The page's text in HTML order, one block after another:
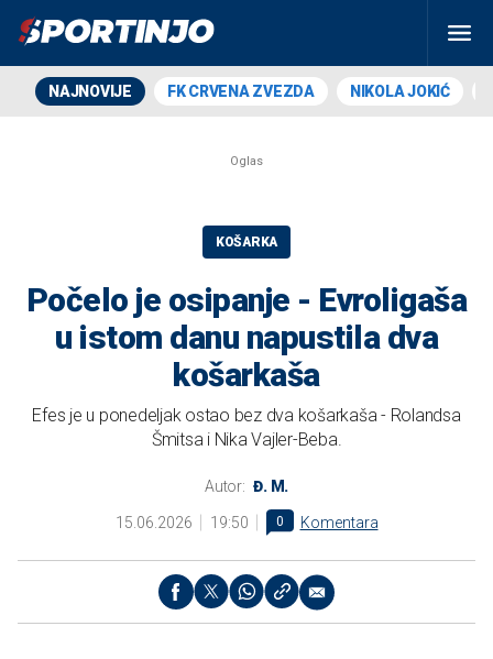
NAJNOVIJE FK CRVENA ZVEZDA NIKOLA JOKIĆ
KOŠARKA
Počelo je osipanje - Evroligaša
u istom danu napustila dva
košarkaša
Efes je u ponedeljak ostao bez dva košarkaša - Rolandsa
Šmitsa i Nika Vajler-Beba.
Autor: Đ. M.
15.06.2026 19:50 0 Komentara